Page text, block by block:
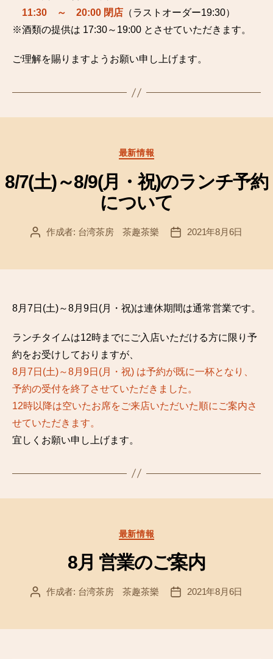
11:30 ～ 20:00 閉店 （ラストオーダー19:30）
※酒類の提供は 17:30～19:00 とさせていただきます。
ご理解を賜りますようお願い申し上げます。
カ
テ
ゴ
リ
ー
最新情報
8/7(土)～8/9(月・祝)のランチ予約
について
投 作成者: 台湾茶房 茶趣茶樂
投
2021年8月6日
8月7日(土)～8月9日(月・祝)は連休期間は通常営業です。
ランチタイムは12時までにご入店いただける方に限り予
約をお受けしておりますが、
8月7日(土)～8月9日(月・祝) は予約が既に一杯となり、
予約の受付を終了させていただきました。
12時以降は空いたお席をご来店いただいた順にご案内さ
せていただきます。
宜しくお願い申し上げます。
カ
テ
ゴ
リ
最新情報
8月 営業のご案内
投 作成者: 台湾茶房 茶趣茶樂
投
2021年8月6日